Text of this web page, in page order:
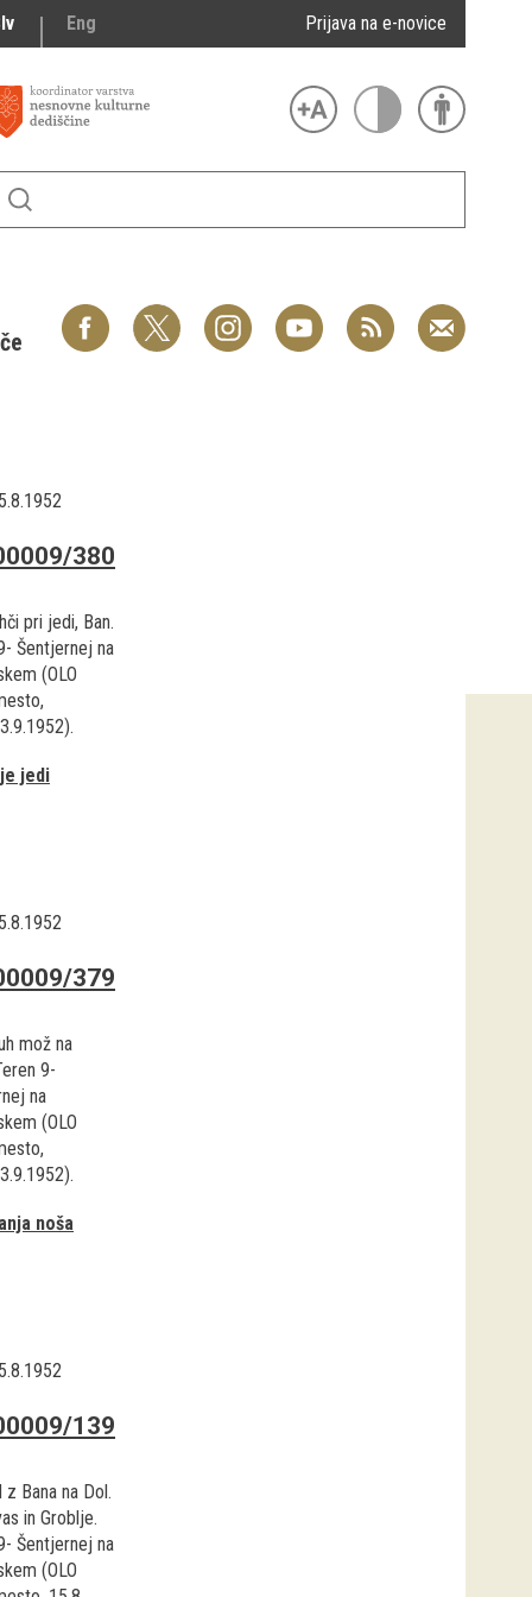
Eng Prijava na e-novice
380
pri jedi, Ban.
Šentjernej na
(OLO
jedi
379
mož na
9-
na
(OLO
noša
139
Bana na Dol.
in Groblje.
Šentjernej na
(OLO